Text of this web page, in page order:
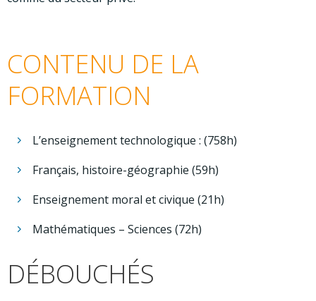
CONTENU DE LA
FORMATION
L’enseignement technologique : (758h)
Français, histoire-géographie (59h)
Enseignement moral et civique (21h)
Mathématiques – Sciences (72h)
DÉBOUCHÉS